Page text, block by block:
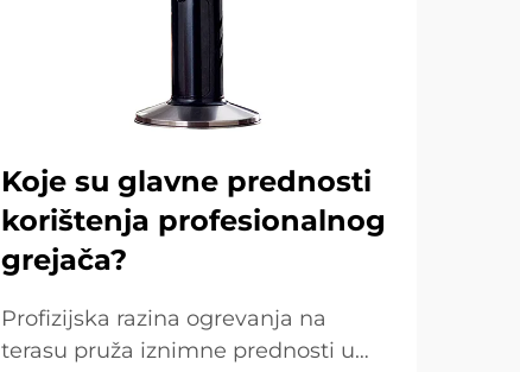
Koje su glavne prednosti
korištenja profesionalnog
grejača?
Profizijska razina ogrevanja na
terasu pruža iznimne prednosti u